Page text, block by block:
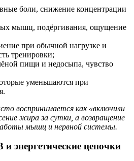
боли, снижение концентрации
мышц, подёргивания, ощущение
при обычной нагрузке и
тренировки;
пищи и недосыпа, чувство
уменьшаются при
воспринимается как «включили
жира за сутки, а возвращение
мышц и нервной системы.
энергетические цепочки